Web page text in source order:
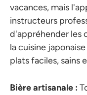
vacances, mais
instructeurs
d'appréhender les
la cuisine
plats faciles, sains
Bière artisanale :